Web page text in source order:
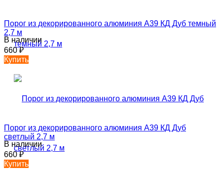
Порог из декорированного алюминия А39 КД Дуб темный
2,7 м
В наличии
660₽
Купить
Порог из декорированного алюминия А39 КД Дуб
светлый 2,7 м
В наличии
660₽
Купить